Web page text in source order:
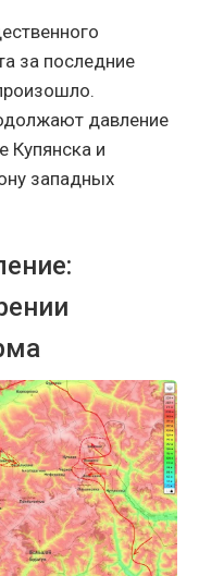
за последние
давление
Купянска и
западных